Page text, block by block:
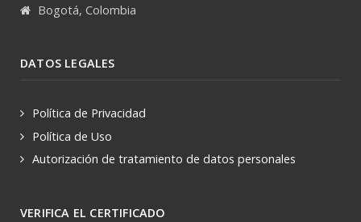
Bogotá, Colombia
DATOS LEGALES
Política de Privacidad
Política de Uso
Autorización de tratamiento de datos personales
VERIFICA EL CERTIFICADO